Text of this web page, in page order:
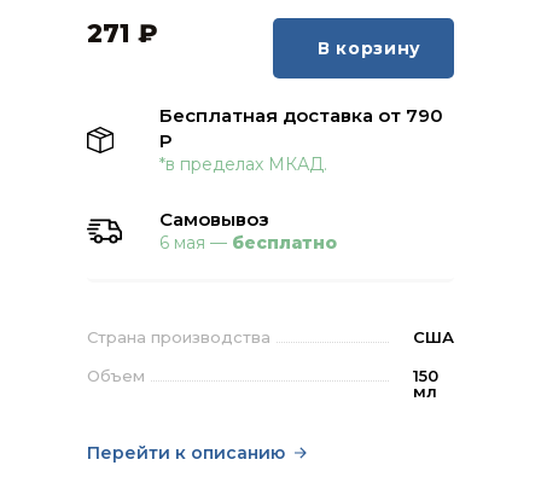
Страна производства
США
Объем
150
мл
Перейти к описанию
271 ₽ В корзину
Бесплатная доставка от 790
Р
*в пределах МКАД.
Самовывоз
6 мая — бесплатно